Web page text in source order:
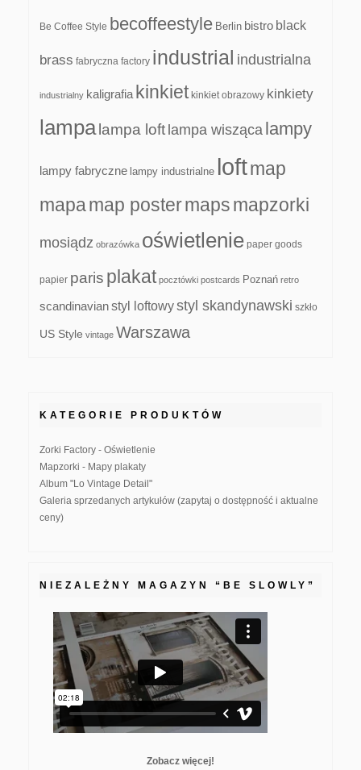
Be Coffee Style becoffeestyle Berlin bistro black
brass fabryczna factory industrial industrialna
industrialny kaligrafia kinkiet kinkiet obrazowy kinkiety
lampa lampa loft lampa wisząca lampy
lampy fabryczne lampy industrialne loftmap
mapamap postermapsmapzorki
mosiądz obrazówka oświetlenie paper goods
papier paris plakat pocztówki postcards Poznań retro
scandinavianstyl loftowystyl skandynawski szkło
US Style vintage Warszawa
KATEGORIE PRODUKTÓW
Zorki Factory - Oświetlenie
Mapzorki - Mapy plakaty
Album "Lo Vintage Detail"
Galeria sprzedanych artykułów (zapytaj o dostępność i aktualne
ceny)
NIEZALEŻNY MAGAZYN “BE SLOWLY”
Zobacz więcej!